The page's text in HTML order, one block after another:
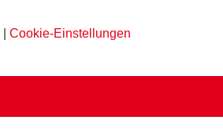
Cookie-Einstellungen